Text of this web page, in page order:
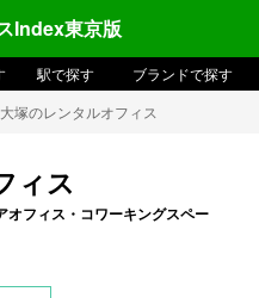
Index東京版
駅で探す
ブランドで探す
塚のレンタルオフィス
ィス
オフィス・コワーキングスペー